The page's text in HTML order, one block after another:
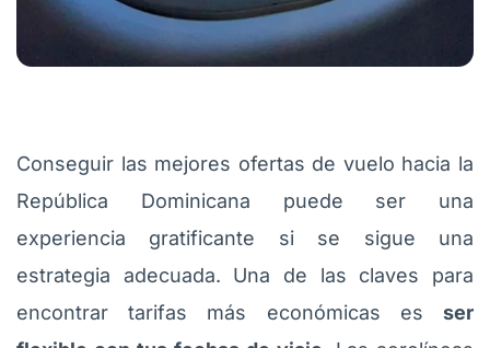
Conseguir las mejores ofertas de vuelo hacia la
República Dominicana puede ser una
experiencia gratificante si se sigue una
estrategia adecuada. Una de las claves para
encontrar tarifas más económicas es ser